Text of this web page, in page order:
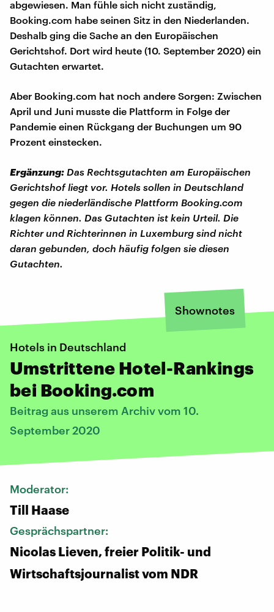
abgewiesen. Man fühle sich nicht zuständig,
Booking.com habe seinen Sitz in den Niederlanden.
Deshalb ging die Sache an den Europäischen
Gerichtshof. Dort wird heute (10. September 2020) ein
Gutachten erwartet.
Aber Booking.com hat noch andere Sorgen: Zwischen
April und Juni musste die Plattform in Folge der
Pandemie einen Rückgang der Buchungen um 90
Prozent einstecken.
Ergänzung: Das Rechtsgutachten am Europäischen
Gerichtshof liegt vor. Hotels sollen in Deutschland
gegen die niederländische Plattform Booking.com
klagen können. Das Gutachten ist kein Urteil. Die
Richter und Richterinnen in Luxemburg sind nicht
daran gebunden, doch häufig folgen sie diesen
Gutachten.
Shownotes
Hotels in Deutschland
Umstrittene Hotel-Rankings
bei Booking.com
Beitrag aus unserem Archiv vom 10.
September 2020
Moderator:
Till Haase
Gesprächspartner:
Nicolas Lieven, freier Politik- und
Wirtschaftsjournalist vom NDR